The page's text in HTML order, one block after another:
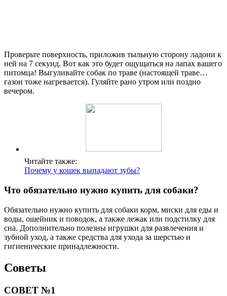
Проверьте поверхность, приложив тыльную сторону ладони к
ней на 7 секунд. Вот как это будет ощущаться на лапах вашего
питомца! Выгуливайте собак по траве (настоящей траве…
газон тоже нагревается). Гуляйте рано утром или поздно
вечером.
Читайте также:
Почему у кошек выпадают зубы?
Что обязательно нужно купить для собаки?
Обязательно нужно купить для собаки корм, миски для еды и
воды, ошейник и поводок, а также лежак или подстилку для
сна. Дополнительно полезны игрушки для развлечения и
зубной уход, а также средства для ухода за шерстью и
гигиенические принадлежности.
Советы
СОВЕТ №1